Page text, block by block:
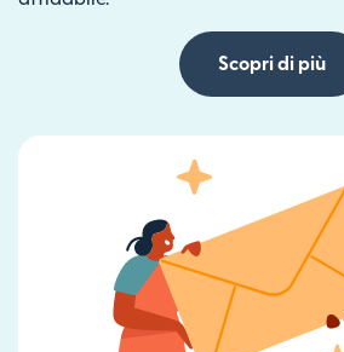
Scopri di più